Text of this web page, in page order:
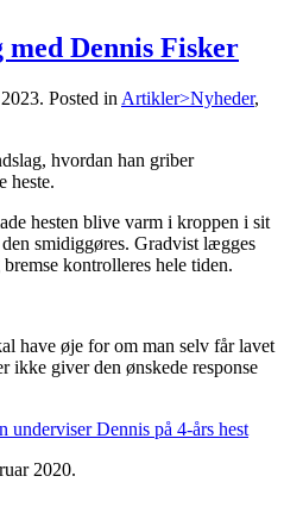
Dennis Fisker
. Posted in Artikler>Nyheder,
hvordan han griber
heste.
hesten blive varm i kroppen i sit
smidiggøres. Gradvist lægges
kontrolleres hele tiden.
have øje for om man selv får lavet
ikke giver den ønskede response
underviser Dennis på 4-års hest
2020.